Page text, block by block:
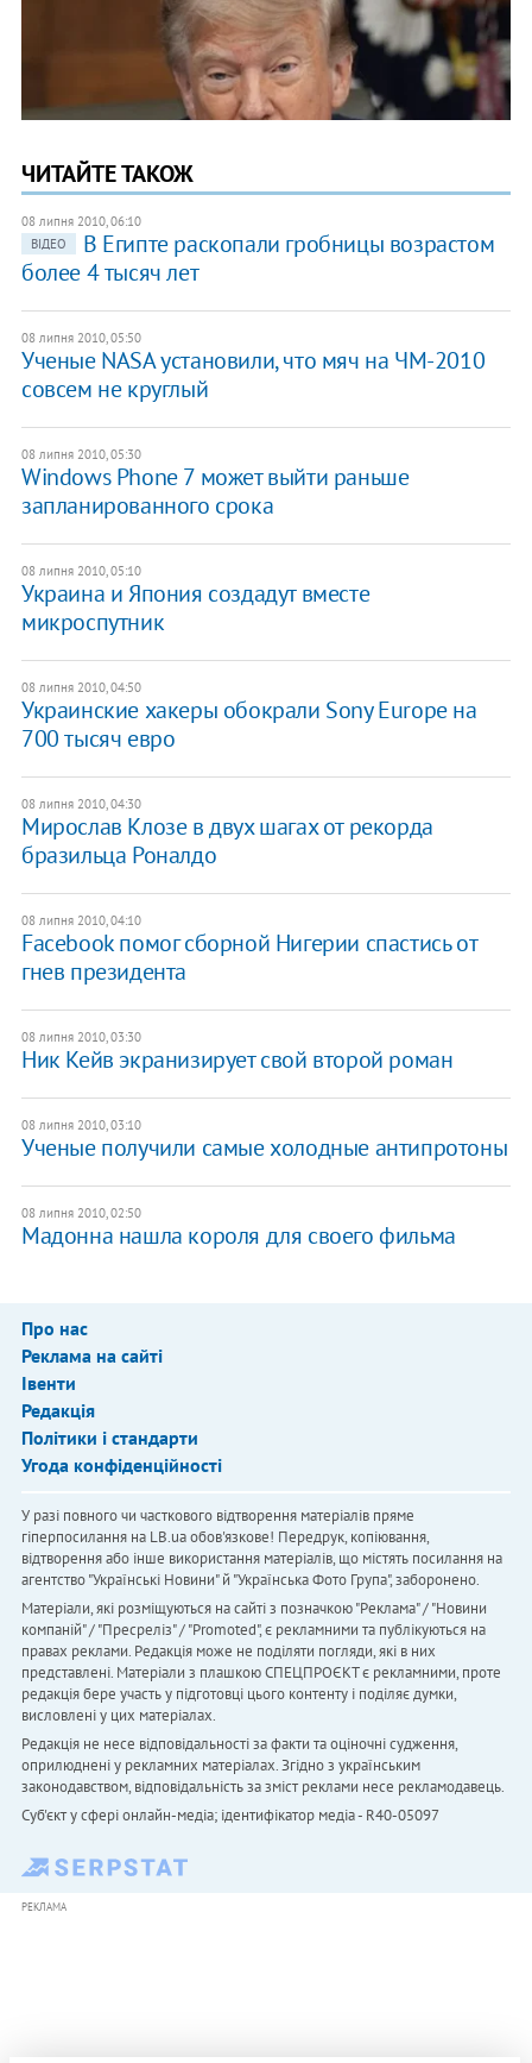
ЧИТАЙТЕ ТАКОЖ
08 липня 2010, 06:10
ВІДЕО
В Египте раскопали гробницы возрастом
более 4 тысяч лет
08 липня 2010, 05:50
Ученые NASA установили, что мяч на ЧМ-2010
совсем не круглый
08 липня 2010, 05:30
Windows Phone 7 может выйти раньше
запланированного срока
08 липня 2010, 05:10
Украина и Япония создадут вместе
микроспутник
08 липня 2010, 04:50
Украинские хакеры обокрали Sony Europe на
700 тысяч eвро
08 липня 2010, 04:30
Мирослав Клозе в двух шагах от рекорда
бразильца Роналдо
08 липня 2010, 04:10
Facebook помог сборной Нигерии спастись от
гнев президента
08 липня 2010, 03:30
Ник Кейв экранизирует свой второй роман
08 липня 2010, 03:10
Ученые получили самые холодные антипротоны
08 липня 2010, 02:50
Мадонна нашла короля для своего фильма
Про нас
Реклама на сайті
Івенти
Редакція
Політики і стандарти
Угода конфіденційності
У разі повного чи часткового відтворення матеріалів пряме
гіперпосилання на LB.ua обов'язкове! Передрук, копіювання,
відтворення або інше використання матеріалів, що містять посилання на
агентство "Українськi Новини" й "Українська Фото Група", заборонено.
Матеріали, які розміщуються на сайті з позначкою "Реклама" / "Новини
компаній" / "Пресреліз" / "Promoted", є рекламними та публікуються на
правах реклами. Редакція може не поділяти погляди, які в них
представлені. Матеріали з плашкою СПЕЦПРОЄКТ є рекламними, проте
редакція бере участь у підготовці цього контенту і поділяє думки,
висловлені у цих матеріалах.
Редакція не несе відповідальності за факти та оціночні судження,
оприлюднені у рекламних матеріалах. Згідно з українським
законодавством, відповідальність за зміст реклами несе рекламодавець.
Cуб'єкт у сфері онлайн-медіа; ідентифікатор медіа - R40-05097
РЕКЛАМА